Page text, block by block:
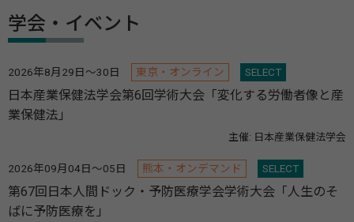
学会・イベント
2026年8月29日～30日 東京・オンライン SELECT
日本産業保健法学会第6回学術大会「変化する労働者像と産
業保健法」
主催: 日本産業保健法学会
2026年09月04日～05日 熊本・オンデマンド SELECT
第67回日本人間ドック・予防医療学会学術大会「人生のそ
ばに予防医療を」